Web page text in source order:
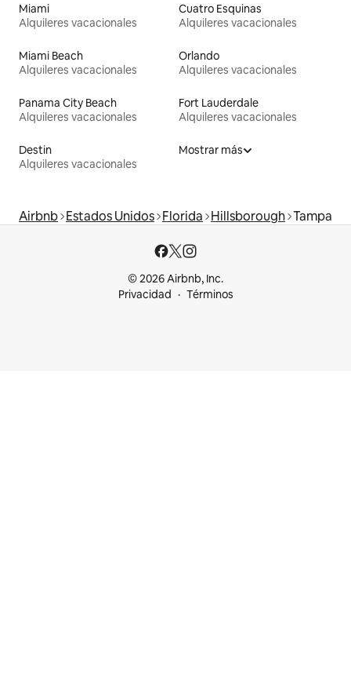
Miami
Alquileres vacacionales
Cuatro Esquinas
Alquileres vacacionales
Miami Beach
Alquileres vacacionales
Orlando
Alquileres vacacionales
Panama City Beach
Alquileres vacacionales
Fort Lauderdale
Alquileres vacacionales
Destin
Alquileres vacacionales
Mostrar más
Airbnb Estados Unidos Florida Hillsborough Tampa
© 2026 Airbnb, Inc.
Privacidad
Términos